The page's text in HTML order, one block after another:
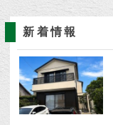
新着情報